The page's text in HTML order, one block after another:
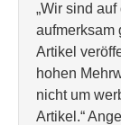
„Wir sind
aufmerksam
Artikel
hohen
nicht um
Artikel.“